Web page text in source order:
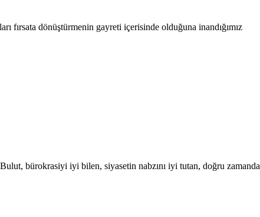
dönüştürmenin gayreti içerisinde olduğuna inandığımız
bürokrasiyi iyi bilen, siyasetin nabzını iyi tutan, doğru zamanda